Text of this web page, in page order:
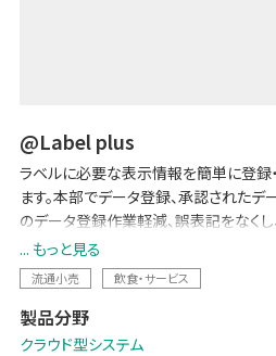
@Label plus
ラベルに必要な表示情報を簡単に登録
ます。本部でデータ登録、承認されたデ
のデータ登録作業軽減、誤表記をなく
信、店舗でのラベル発行が可能となりま
費用とリスクを最小限に抑えた導入が可
その他にも適正な生産計画作成に貢献
か、生産実績収集・対面販売実績収集
ます。
... もっと見る
流通小売 飲食・サービス
製品分野
クラウド型システム